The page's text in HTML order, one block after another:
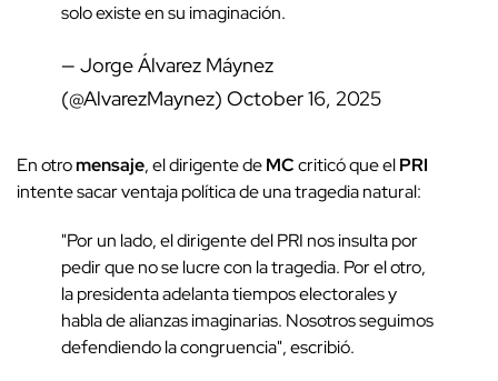
solo existe en su imaginación.
— Jorge Álvarez Máynez
(@AlvarezMaynez) October 16, 2025
En otromensaje, el dirigente deMCcriticó que elPRI
intente sacar ventaja política de una tragedia natural:
"Por un lado, el dirigente del PRI nos insulta por
pedir que no se lucre con la tragedia. Por el otro,
la presidenta adelanta tiempos electorales y
habla de alianzas imaginarias. Nosotros seguimos
defendiendo la congruencia", escribió.